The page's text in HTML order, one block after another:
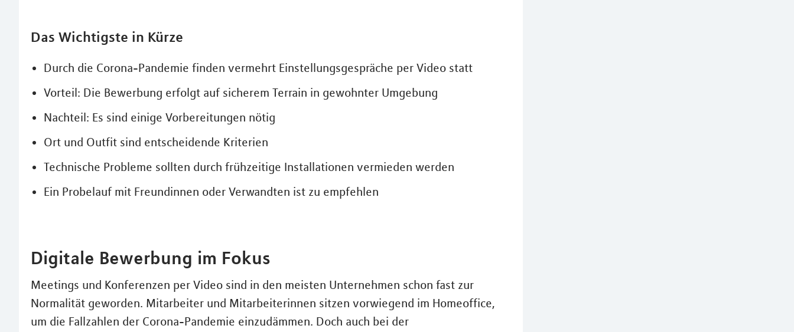
Das Wichtigste in Kürze
Durch die Corona-Pandemie finden vermehrt Einstellungsgespräche per Video statt
Vorteil: Die Bewerbung erfolgt auf sicherem Terrain in gewohnter Umgebung
Nachteil: Es sind einige Vorbereitungen nötig
Ort und Outfit sind entscheidende Kriterien
Technische Probleme sollten durch frühzeitige Installationen vermieden werden
Ein Probelauf mit Freundinnen oder Verwandten ist zu empfehlen
Digitale Bewerbung im Fokus
Meetings und Konferenzen per Video sind in den meisten Unternehmen schon fast zur
Normalität geworden. Mitarbeiter und Mitarbeiterinnen sitzen vorwiegend im Homeoffice,
um die Fallzahlen der Corona-Pandemie einzudämmen. Doch auch bei der